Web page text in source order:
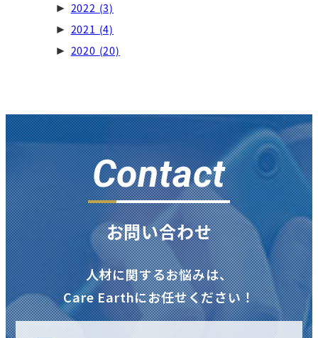
► 2022 (3)
► 2021 (4)
► 2020 (20)
Contact
お問い合わせ
人材に関するお悩みは、
Care Earthにお任せください！